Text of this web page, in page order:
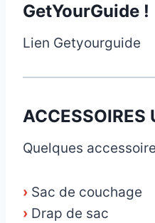
GetYourGuide !
Lien Getyourguide
ACCESSOIRES
Quelques
› Sac de couchage
› Drap de sac